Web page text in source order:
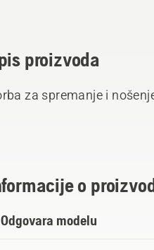
proizvoda
za spremanje i
o
Odgovara modelu